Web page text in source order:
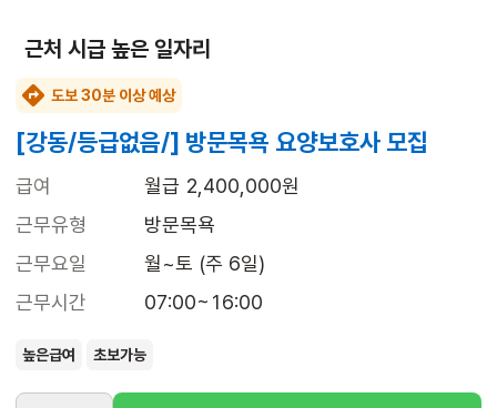
근처 시급 높은 일자리
도보 30분 이상 예상
[강동/등급없음/] 방문목욕 요양보호사 모집
급여
월급 2,400,000원
근무유형
방문목욕
근무요일
월~토 (주 6일)
근무시간
07:00~16:00
높은급여 초보가능